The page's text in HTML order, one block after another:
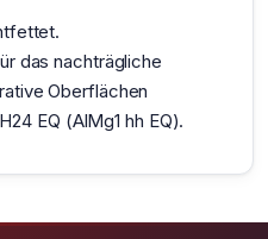
das nachträgliche
Oberflächen
EQ (AlMg1 hh EQ).